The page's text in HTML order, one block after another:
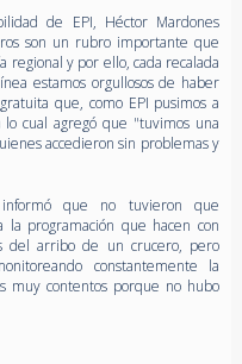
de EPI, Héctor Mardones
son un rubro importante que
regional y por ello, cada recalada
estamos orgullosos de haber
que, como EPI pusimos a
cual agregó que "tuvimos una
accedieron sin problemas y
informó que no tuvieron que
programación que hacen con
del arribo de un crucero, pero
constantemente la
muy contentos porque no hubo